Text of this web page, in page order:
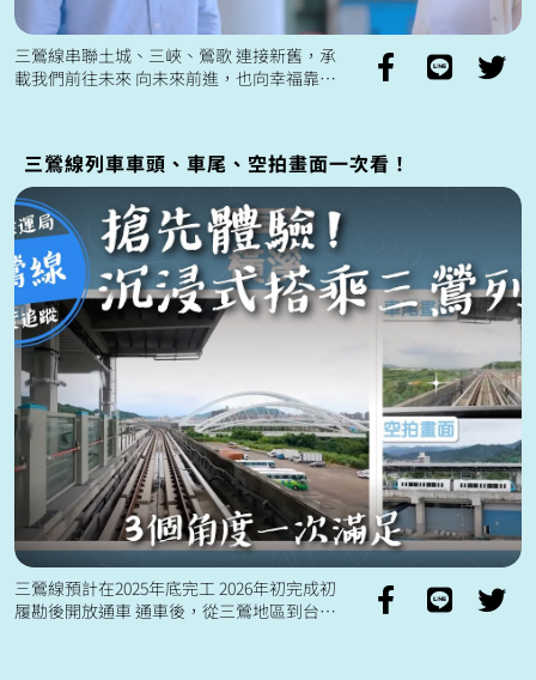
三鶯線串聯土城、三峽、鶯歌 連接新舊，承
載我們前往未來 向未來前進，也向幸福靠進
三鶯線列車車頭、車尾、空拍畫面一次看！
三鶯線預計在2025年底完工 2026年初完成初
履勘後開放通車 通車後，從三鶯地區到台北